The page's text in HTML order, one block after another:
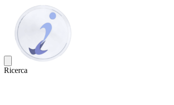
Ricerca